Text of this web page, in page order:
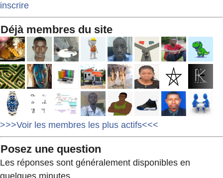
inscrire
Déjà membres du site
>>>Voir les membres les plus actifs<<<
Posez une question
Les réponses sont généralement disponibles en